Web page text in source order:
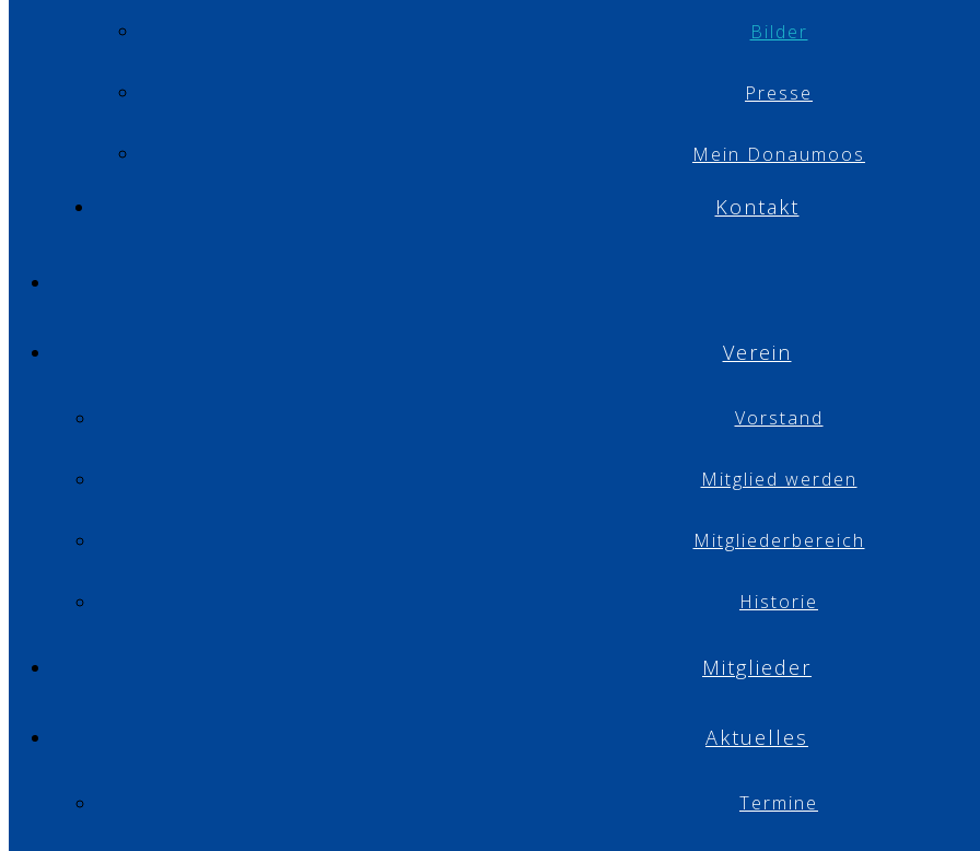
Bilder
Presse
Mein Donaumoos
Kontakt
Verein
Vorstand
Mitglied werden
Mitgliederbereich
Historie
Mitglieder
Aktuelles
Termine